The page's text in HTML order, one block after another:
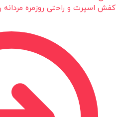
کفش اسپرت و راحتی روزمره مردانه رنگ